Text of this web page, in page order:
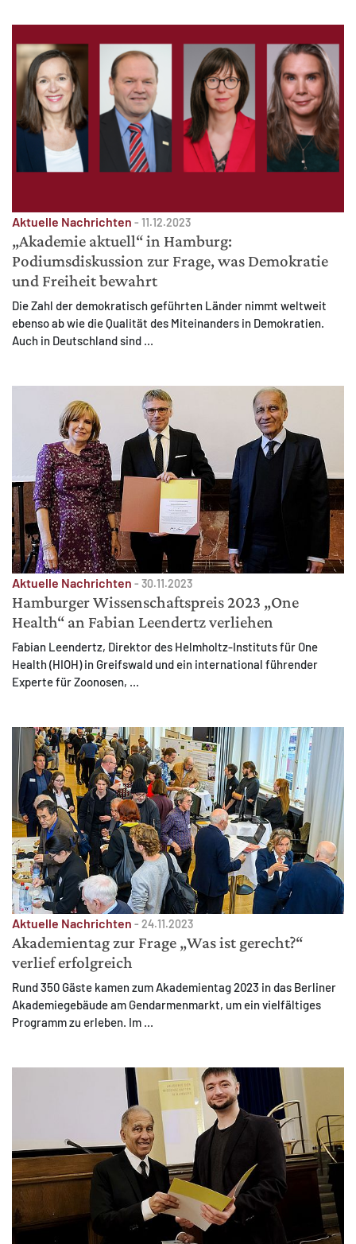
Aktuelle Nachrichten - 11.12.2023
„Akademie aktuell“ in Hamburg:
Podiumsdiskussion zur Frage, was Demokratie
und Freiheit bewahrt
Die Zahl der demokratisch geführten Länder nimmt weltweit
ebenso ab wie die Qualität des Miteinanders in Demokratien.
Auch in Deutschland sind ...
Aktuelle Nachrichten - 30.11.2023
Hamburger Wissenschaftspreis 2023 „One
Health“ an Fabian Leendertz verliehen
Fabian Leendertz, Direktor des Helmholtz-Instituts für One
Health (HIOH) in Greifswald und ein international führender
Experte für Zoonosen, ...
Aktuelle Nachrichten - 24.11.2023
Akademientag zur Frage „Was ist gerecht?“
verlief erfolgreich
Rund 350 Gäste kamen zum Akademientag 2023 in das Berliner
Akademiegebäude am Gendarmenmarkt, um ein vielfältiges
Programm zu erleben. Im ...